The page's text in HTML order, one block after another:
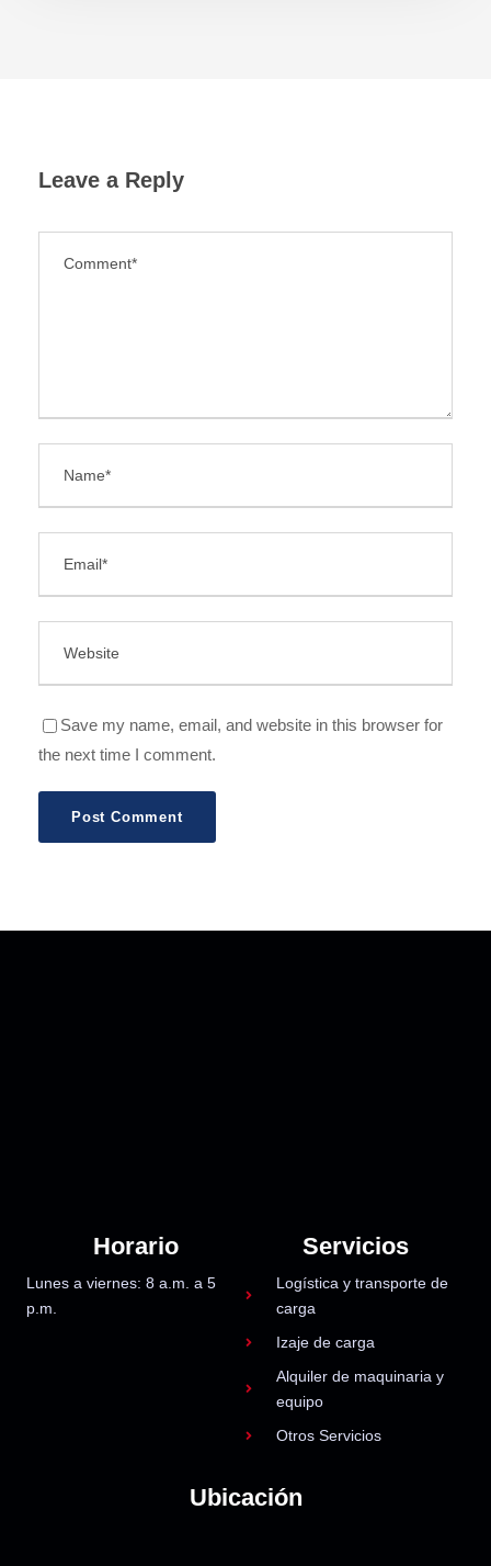
Leave a Reply
Save my name, email, and website in this browser for
the next time I comment.
Horario
Lunes a viernes: 8 a.m. a 5
p.m.
Servicios
Logística y transporte de
carga
Izaje de carga
Alquiler de maquinaria y
equipo
Otros Servicios
Ubicación